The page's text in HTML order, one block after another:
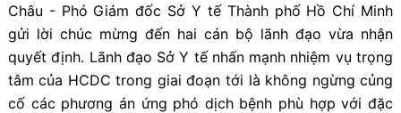
Châu - Phó Giám đốc Sở Y tế Thành phố Hồ Chí Minh
gửi lời chúc mừng đến hai cán bộ lãnh đạo vừa nhận
quyết định. Lãnh đạo Sở Y tế nhấn mạnh nhiệm vụ trọng
tâm của HCDC trong giai đoạn tới là không ngừng củng
cố các phương án ứng phó dịch bệnh phù hợp với đặc